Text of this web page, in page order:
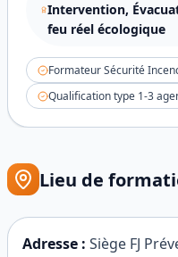
Intervention,
feu réel écologique
Formateur Sécurité
Qualification type 1-3
Lieu de
Adresse : Siège FJ